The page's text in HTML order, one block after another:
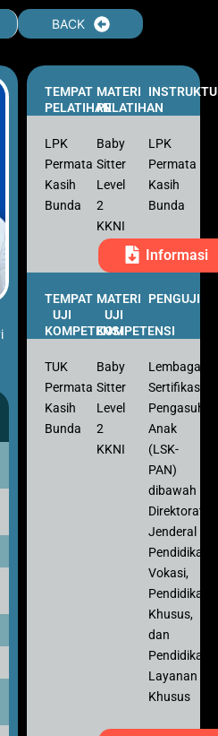
BACK
TEMPAT
PELATIHAN
MATERI
PELATIHAN
LPK
Permata
Kasih
Bunda
Baby
Sitter
Level
2
KKNI
LPK
Permata
Kasih
Bunda
Informasi
TEMPAT
UJI
KOMPETENSI
MATERI
UJI
KOMPETENSI
PENGUJI
TUK
Permata
Kasih
Bunda
Baby
Sitter
Level
2
KKNI
Lembaga
Sertifikasi
Pengasuh
Anak
(LSK-
PAN)
dibawah
Direktorat
Jenderal
Pendidikan
Vokasi,
Pendidikan
Khusus,
dan
Pendidikan
Layanan
Khusus